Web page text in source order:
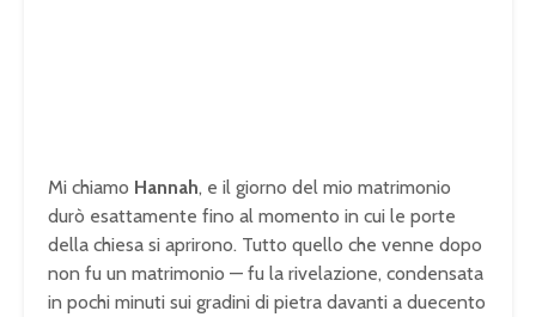
Mi chiamo Hannah, e il giorno del mio matrimonio
durò esattamente fino al momento in cui le porte
della chiesa si aprirono. Tutto quello che venne dopo
non fu un matrimonio — fu la rivelazione, condensata
in pochi minuti sui gradini di pietra davanti a duecento